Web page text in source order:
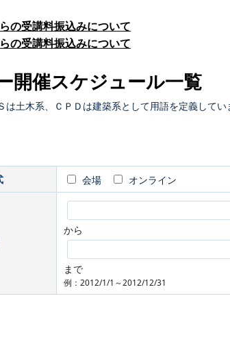
の受講料振込みについて
の受講料振込みについて
開催スケジュール一覧
土木系、ＣＰＤは建築系として用語を定義してい
会場 オンライン
から
まで
例：2012/1/1～2012/12/31